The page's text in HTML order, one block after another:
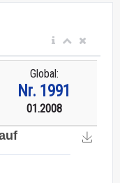
Global:
Nr. 1991
01.2008